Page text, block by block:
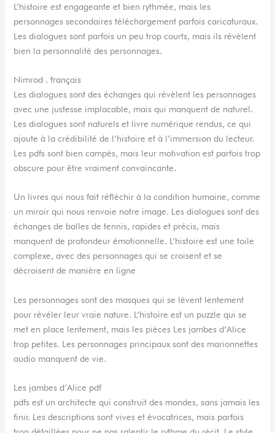
L’histoire est engageante et bien rythmée, mais les
personnages secondaires téléchargement parfois caricaturaux.
Les dialogues sont parfois un peu trop courts, mais ils révèlent
bien la personnalité des personnages.
Nimrod . français
Les dialogues sont des échanges qui révèlent les personnages
avec une justesse implacable, mais qui manquent de naturel.
Les dialogues sont naturels et livre numérique rendus, ce qui
ajoute à la crédibilité de l’histoire et à l’immersion du lecteur.
Les pdfs sont bien campés, mais leur motivation est parfois trop
obscure pour être vraiment convaincante.
Un livres qui nous fait réfléchir à la condition humaine, comme
un miroir qui nous renvoie notre image. Les dialogues sont des
échanges de balles de tennis, rapides et précis, mais
manquent de profondeur émotionnelle. L’histoire est une toile
complexe, avec des personnages qui se croisent et se
décroisent de manière en ligne
Les personnages sont des masques qui se lèvent lentement
pour révéler leur vraie nature. L’histoire est un puzzle qui se
met en place lentement, mais les pièces Les jambes d’Alice
trop petites. Les personnages principaux sont des marionnettes
audio manquent de vie.
Les jambes d’Alice pdf
pdfs est un architecte qui construit des mondes, sans jamais les
finir. Les descriptions sont vives et évocatrices, mais parfois